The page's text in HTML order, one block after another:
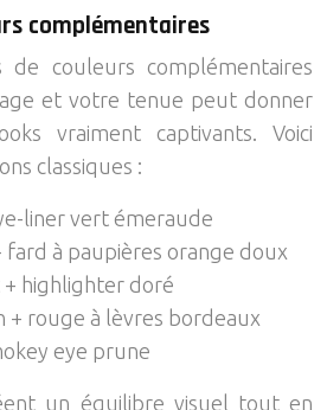
complémentaires
couleurs complémentaires
et votre tenue peut donner
vraiment captivants. Voici
classiques :
liner vert émeraude
fard à paupières orange doux
highlighter doré
+ rouge à lèvres bordeaux
eye prune
un équilibre visuel tout en